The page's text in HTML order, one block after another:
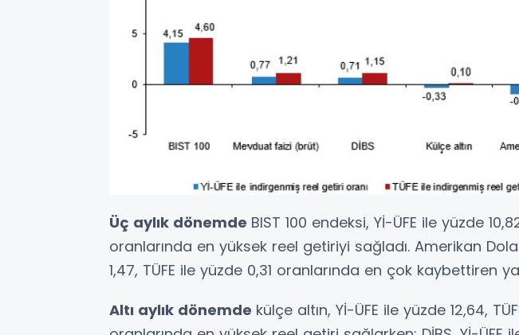
Üç aylık dönemde BIST 100 endeksi, Yİ-ÜFE ile yüzde
oranlarında en yüksek reel getiriyi sağladı. Amerikan
1,47, TÜFE ile yüzde 0,31 oranlarında en çok kaybettiren
Altı aylık dönemde külçe altın, Yİ-ÜFE ile yüzde 12,64,